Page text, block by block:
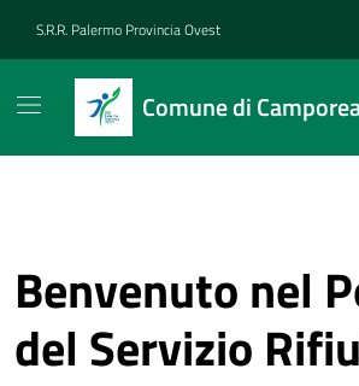
S.R.R. Palermo Provincia Ovest
Comune di
Benvenuto nel
del Servizio